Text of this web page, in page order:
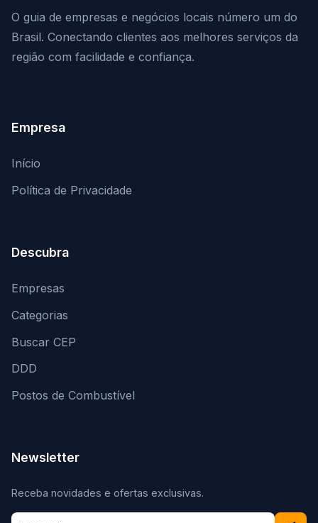
O guia de empresas e negócios locais número um do
Brasil. Conectando clientes aos melhores serviços da
região com facilidade e confiança.
Empresa
Início
Política de Privacidade
Descubra
Empresas
Categorias
Buscar CEP
DDD
Postos de Combustível
Newsletter
Receba novidades e ofertas exclusivas.